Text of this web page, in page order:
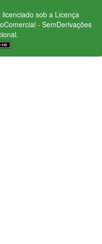
sob a Licença
- SemDerivações